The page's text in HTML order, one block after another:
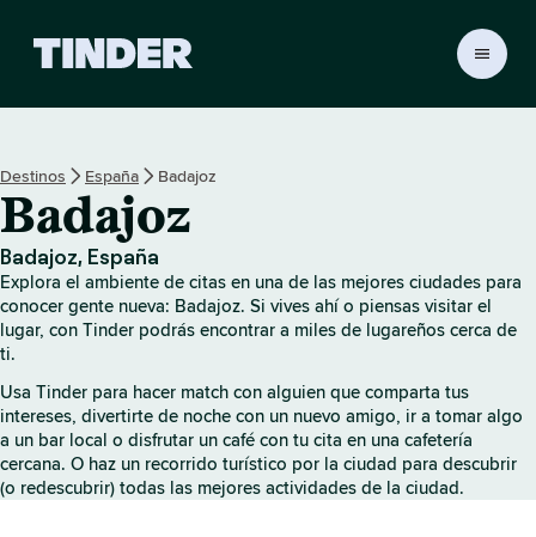
o
i
n
d
Destinos España Badajoz
Badajoz
Badajoz, España
Explora el ambiente de citas en una de las mejores ciudades para
conocer gente nueva: Badajoz. Si vives ahí o piensas visitar el
lugar, con Tinder podrás encontrar a miles de lugareños cerca de
ti.
Usa Tinder para hacer match con alguien que comparta tus
intereses, divertirte de noche con un nuevo amigo, ir a tomar algo
a un bar local o disfrutar un café con tu cita en una cafetería
cercana. O haz un recorrido turístico por la ciudad para descubrir
(o redescubrir) todas las mejores actividades de la ciudad.